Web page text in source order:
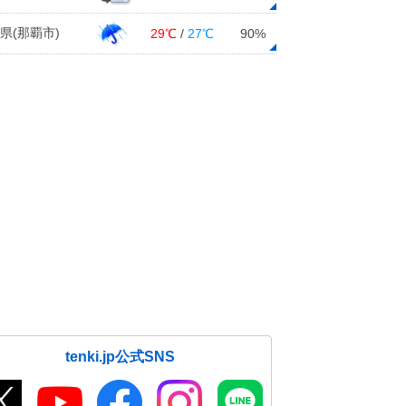
(那覇市) 29℃ / 27℃ 90%
tenki.jp公式SNS